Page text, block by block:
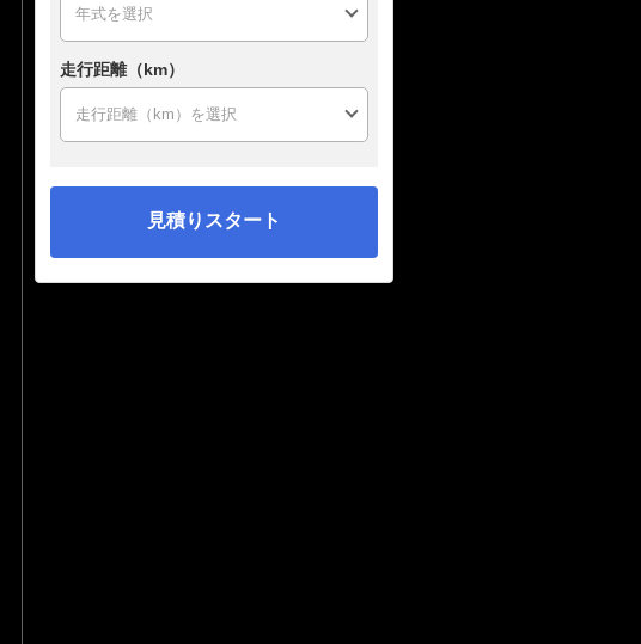
走行距離（km）
見積りスタート